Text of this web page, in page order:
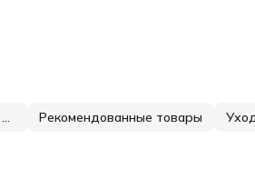
Подарки на 14 февраля: бьюти-гаджеты и уход от Estelare Рекомендованные товары